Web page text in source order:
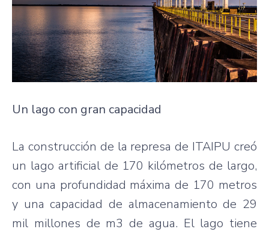
Un lago con gran capacidad
La construcción de la represa de ITAIPU creó
un lago artificial de 170 kilómetros de largo,
con una profundidad máxima de 170 metros
y una capacidad de almacenamiento de 29
mil millones de m3 de agua. El lago tiene